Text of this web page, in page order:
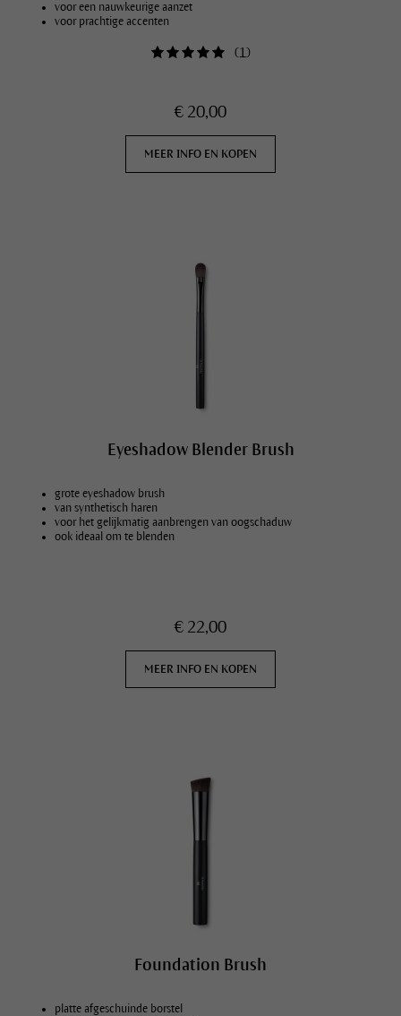
voor een nauwkeurige aanzet
voor prachtige accenten
(1 )
€ 20,00
MEER INFO EN KOPEN
Eyeshadow Blender Brush
grote eyeshadow brush
van synthetisch haren
voor het gelijkmatig aanbrengen van oogschaduw
ook ideaal om te blenden
€ 22,00
MEER INFO EN KOPEN
Foundation Brush
platte afgeschuinde borstel